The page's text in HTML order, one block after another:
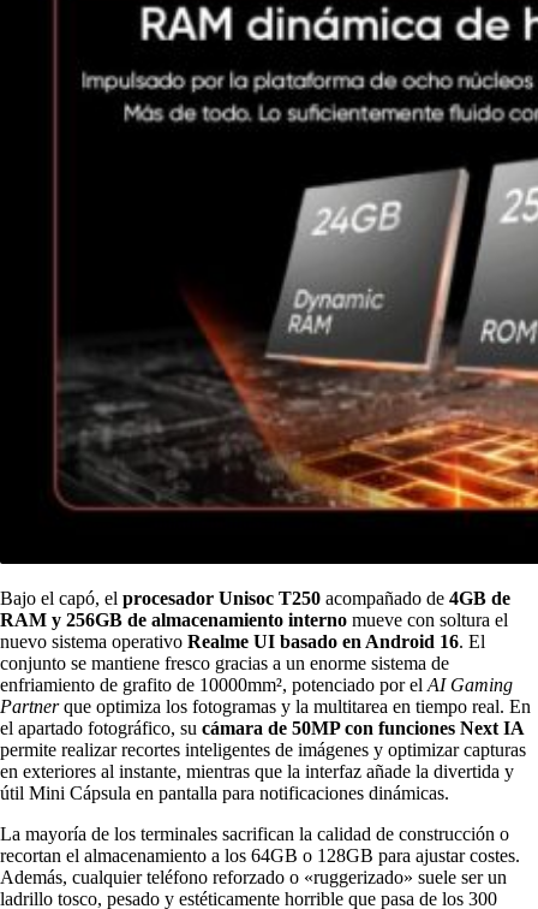
Bajo el capó, el procesador Unisoc T250 acompañado de 4GB de
RAM y 256GB de almacenamiento interno mueve con soltura el
nuevo sistema operativo Realme UI basado en Android 16. El
conjunto se mantiene fresco gracias a un enorme sistema de
enfriamiento de grafito de 10000mm², potenciado por el AI Gaming
Partnerque optimiza los fotogramas y la multitarea en tiempo real. En
el apartado fotográfico, su cámara de 50MP con funciones Next IA
permite realizar recortes inteligentes de imágenes y optimizar capturas
en exteriores al instante, mientras que la interfaz añade la divertida y
útil Mini Cápsula en pantalla para notificaciones dinámicas.
La mayoría de los terminales sacrifican la calidad de construcción o
recortan el almacenamiento a los 64GB o 128GB para ajustar costes.
Además, cualquier teléfono reforzado o «ruggerizado» suele ser un
ladrillo tosco, pesado y estéticamente horrible que pasa de los 300